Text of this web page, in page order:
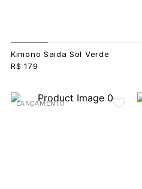
Kimono Saida Sol Verde
R$ 179
LANÇAMENTO